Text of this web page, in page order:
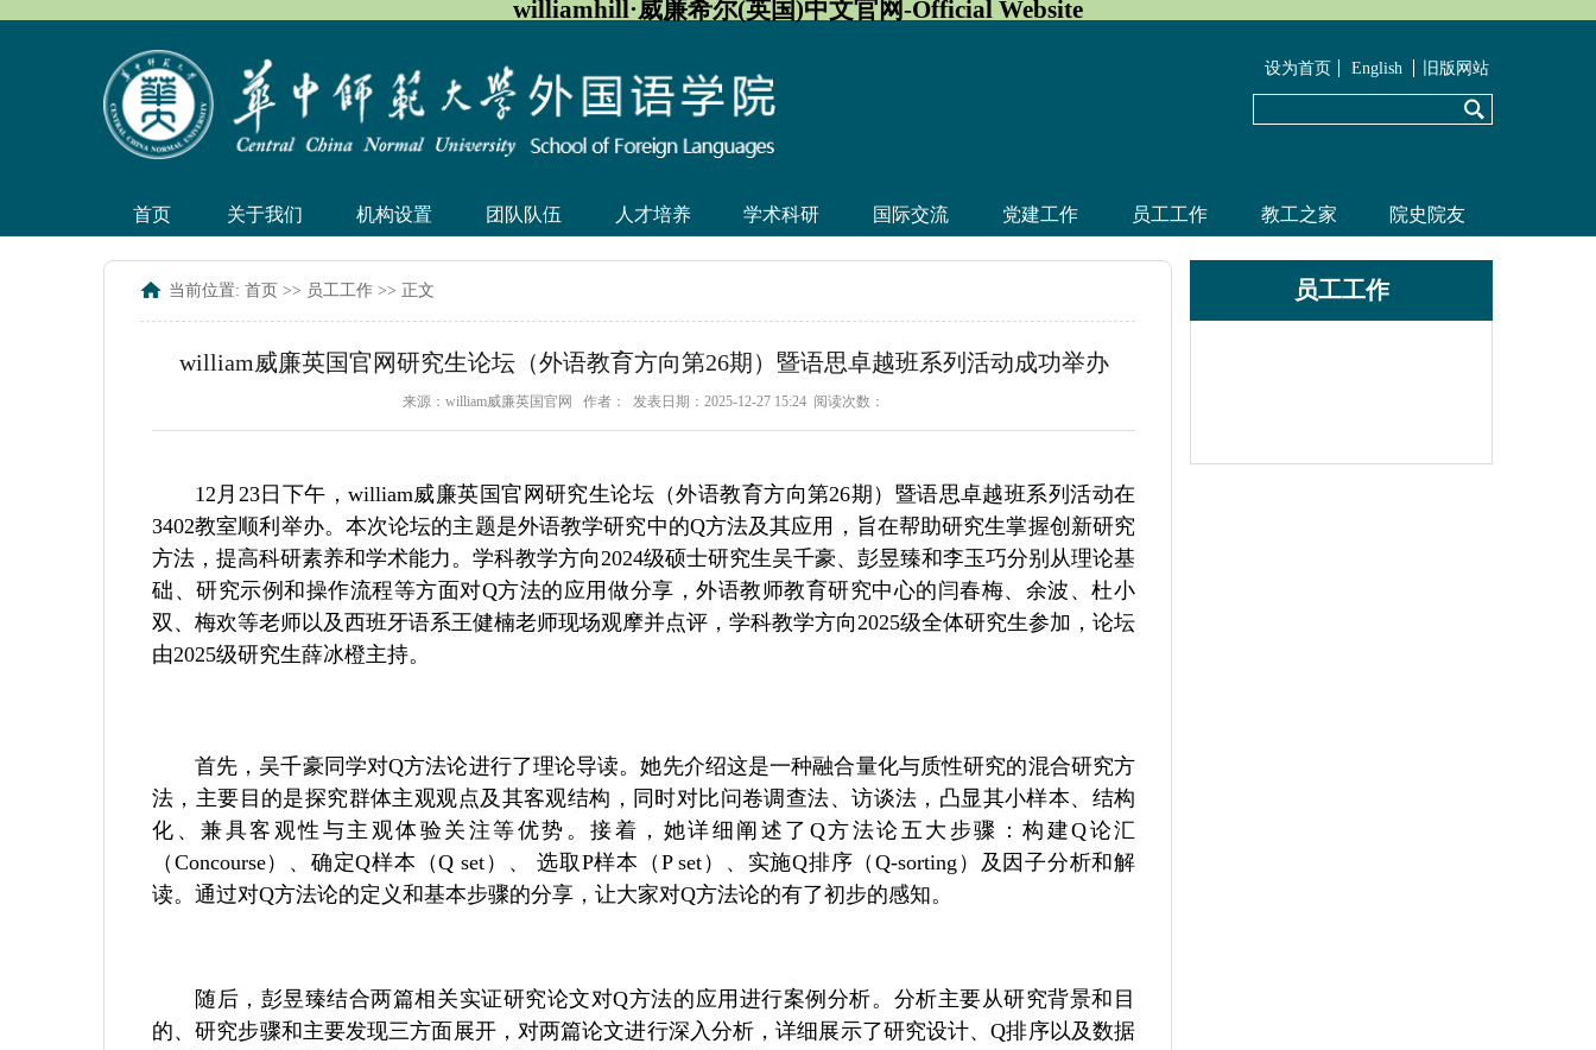
williamhill·威廉希尔(英国)中文官网-Official Website
设为首页 English 旧版网站
首页 关于我们 机构设置 团队队伍 人才培养 学术科研 国际交流 党建工作 员工工作 教工之家 院史院友
当前位置: 首页 >> 员工工作 >> 正文
william威廉英国官网研究生论坛（外语教育方向第26期）暨语思卓越班系列活动成功举办
来源：william威廉英国官网 作者： 发表日期：2025-12-27 15:24 阅读次数：
12月23日下午，william威廉英国官网研究生论坛（外语教育方向第26期）暨语思卓越班系列活动在
3402教室顺利举办。本次论坛的主题是外语教学研究中的Q方法及其应用，旨在帮助研究生掌握创新研究
方法，提高科研素养和学术能力。学科教学方向2024级硕士研究生吴千豪、彭昱臻和李玉巧分别从理论基
础、研究示例和操作流程等方面对Q方法的应用做分享，外语教师教育研究中心的闫春梅、余波、杜小
双、 梅欢等老师以及西班牙语系王健楠老师现场观摩并点评，学科教学方向2025级全体研究生参加，论坛
由2025级研究生薛冰橙主持。
首先，吴千豪同学对Q方法论进行了理论导读。她先介绍这是一种融合量化与质性研究的混合研究方
法，主要目的是探究群体主观观点及其客观结构，同时对比问卷调查法、访谈法，凸显其小样本、结构
化、兼具客观性与主观体验关注等优势。接着，她详细阐述了Q方法论五大步骤：构建Q论汇
（Concourse）、确定Q样本（Q set）、 选取P样本（P set）、实施Q排序（Q-sorting）及因子分析和解
读。通过对Q方法论的定义和基本步骤的分享，让大家对Q方法论的有了初步的感知。
随后，彭昱臻结合两篇相关实证研究论文对Q方法的应用进行案例分析。分析主要从研究背景和目
的、研究步骤和主要发现三方面展开，对两篇论文进行深入分析，详细展示了研究设计、Q排序以及数据
员工工作